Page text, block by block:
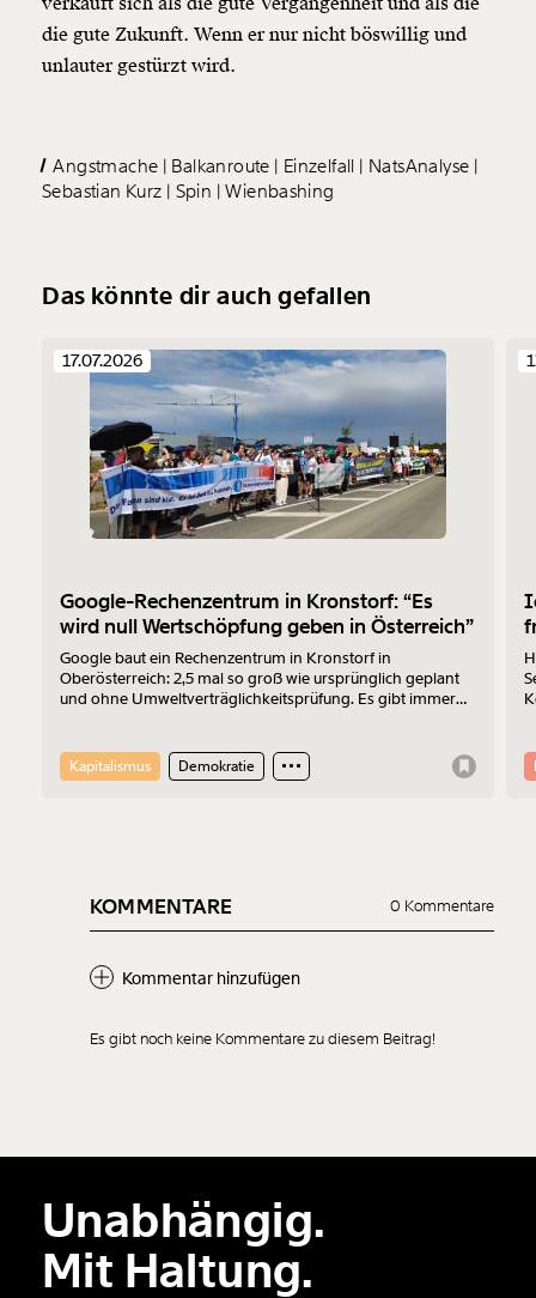
die gute Zukunft. Wenn er nur nicht böswillig und
unlauter gestürzt wird.
Angstmache Balkanroute Einzelfall
NatsAnalyse
Sebastian Kurz Spin Wienbashing
Das könnte dir auch gefallen
17.07.2026
Google-Rechenzentrum in Kronstorf: “Es
wird null Wertschöpfung geben in Österreich”
Google baut ein Rechenzentrum in Kronstorf in
Oberösterreich: 2,5 mal so groß wie ursprünglich geplant
und ohne Umweltverträglichkeitsprüfung. Es gibt immer
Kronstorf“ Harald Müllner erklärt im Interview, wo die
Probleme liegen und was er sich vom Protest erhofft.
Kapitalismus Demokratie
KOMMENTARE 0 Kommentare
Kommentar hinzufügen
Der Inhalt dieses Feldes wird nicht öffentlich zugänglich angezeigt.
Es gibt noch keine Kommentare zu diesem Beitrag!
Unabhängig.
Mit Haltung.